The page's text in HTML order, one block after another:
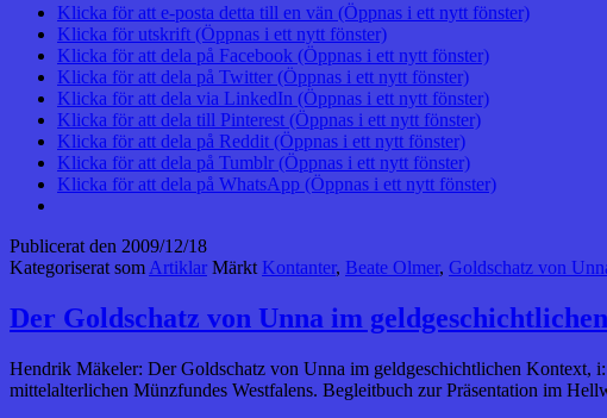
Klicka för att e-posta detta till en vän (Öppnas i ett nytt fönster)
Klicka för utskrift (Öppnas i ett nytt fönster)
Klicka för att dela på Facebook (Öppnas i ett nytt fönster)
Klicka för att dela på Twitter (Öppnas i ett nytt fönster)
Klicka för att dela via LinkedIn (Öppnas i ett nytt fönster)
Klicka för att dela till Pinterest (Öppnas i ett nytt fönster)
Klicka för att dela på Reddit (Öppnas i ett nytt fönster)
Klicka för att dela på Tumblr (Öppnas i ett nytt fönster)
Klicka för att dela på WhatsApp (Öppnas i ett nytt fönster)
Publicerat den 2009/12/18
Kategoriserat som Artiklar Märkt Kontanter, Beate Olmer, Goldschatz von
Der Goldschatz von Unna im
Hendrik Mäkeler: Der Goldschatz von Unna im geldgeschichtlichen Kontext,
mittelalterlichen Münzfundes Westfalens. Begleitbuch zur Präsentation im